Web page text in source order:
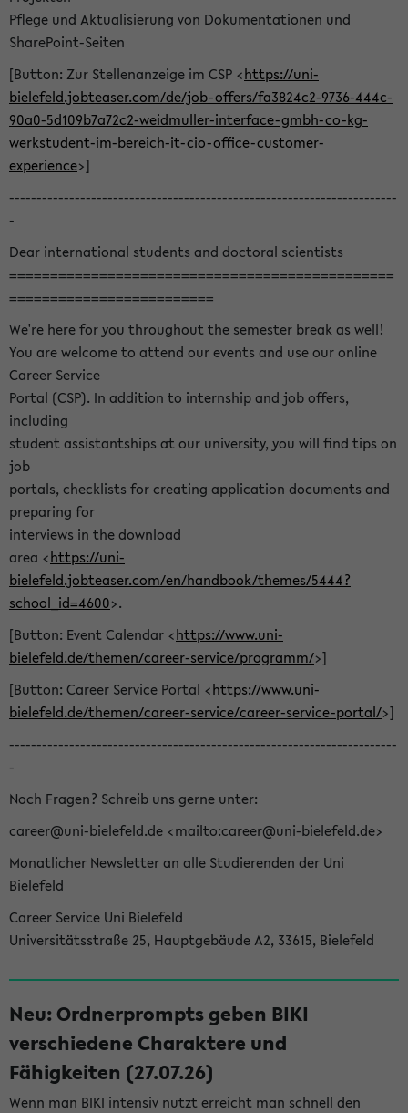
Pflege und Aktualisierung von Dokumentationen und
SharePoint-Seiten
[Button: Zur Stellenanzeige im CSP <https://uni-
bielefeld.jobteaser.com/de/job-offers/fa3824c2-9736-444c-
90a0-5d109b7a72c2-weidmuller-interface-gmbh-co-kg-
werkstudent-im-bereich-it-cio-office-customer-
experience>]
-----------------------------------------------------------------------
-
Dear international students and doctoral scientists
===============================================
=========================
We're here for you throughout the semester break as well!
You are welcome to attend our events and use our online
Career Service
Portal (CSP). In addition to internship and job offers,
including
student assistantships at our university, you will find tips on
job
portals, checklists for creating application documents and
preparing for
interviews in the download
area <https://uni-
bielefeld.jobteaser.com/en/handbook/themes/5444?
school_id=4600>.
[Button: Event Calendar <https://www.uni-
bielefeld.de/themen/career-service/programm/>]
[Button: Career Service Portal <https://www.uni-
bielefeld.de/themen/career-service/career-service-portal/>]
-----------------------------------------------------------------------
-
Noch Fragen? Schreib uns gerne unter:
career@uni-bielefeld.de <mailto:career@uni-bielefeld.de>
Monatlicher Newsletter an alle Studierenden der Uni
Bielefeld
Career Service Uni Bielefeld
Universitätsstraße 25, Hauptgebäude A2, 33615, Bielefeld
Neu: Ordnerprompts geben BIKI
verschiedene Charaktere und
Fähigkeiten (27.07.26)
Wenn man BIKI intensiv nutzt erreicht man schnell den